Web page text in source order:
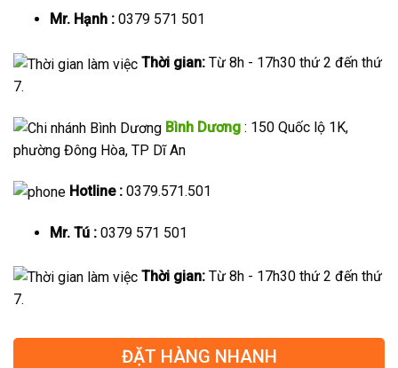
Mr. Hạnh :0379 571 501
Thời gian: Từ 8h - 17h30 thứ 2 đến thứ
7.
Bình Dương : 150 Quốc lộ 1K,
phường Đông Hòa, TP Dĩ An
Hotline : 0379.571.501
Mr. Tú :0379 571 501
Thời gian: Từ 8h - 17h30 thứ 2 đến thứ
7.
ĐẶT HÀNG NHANH